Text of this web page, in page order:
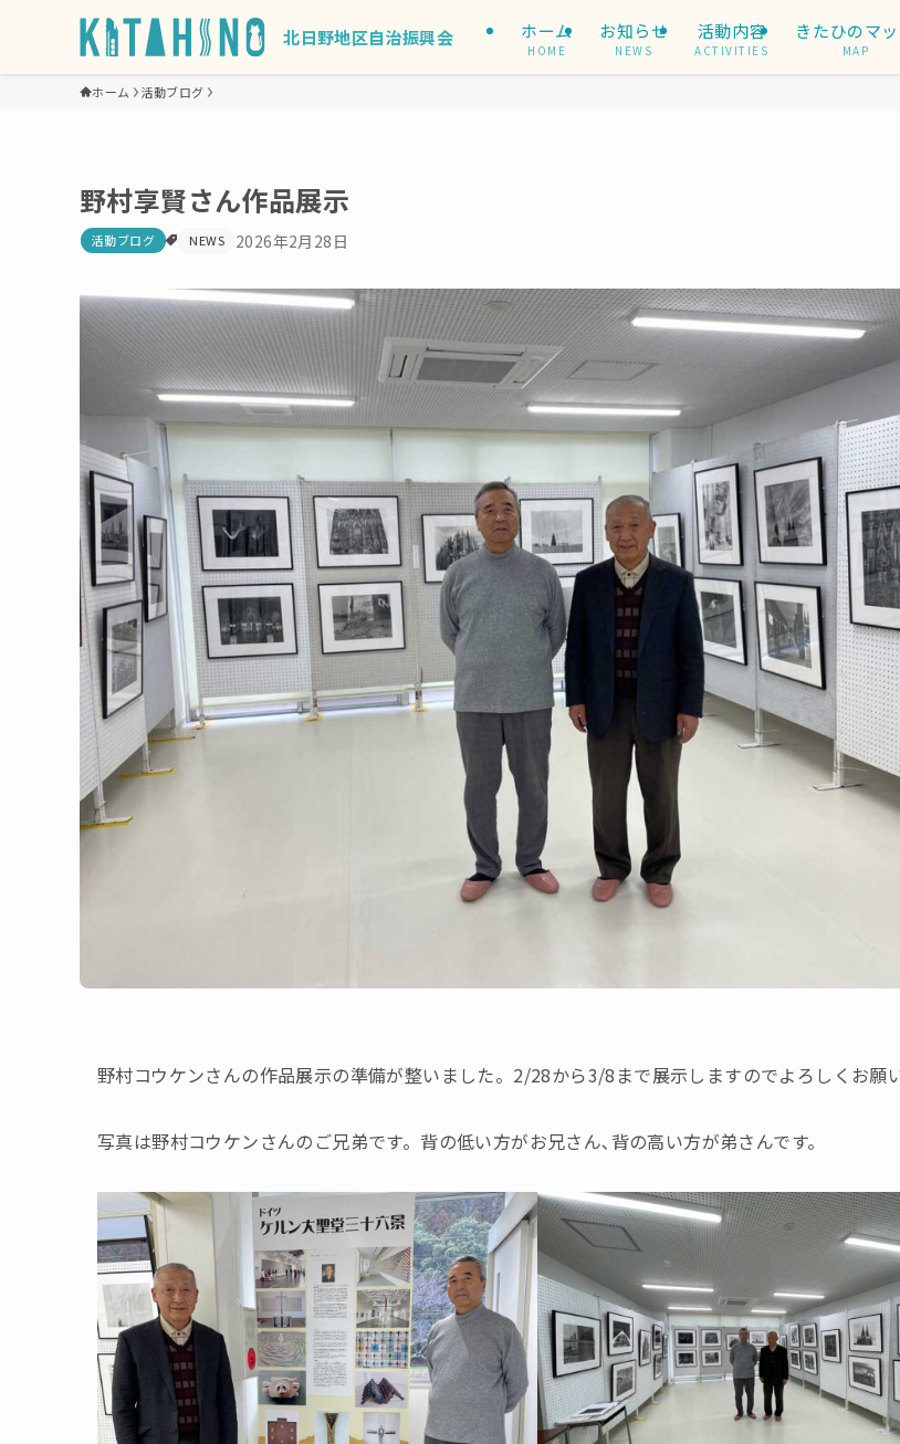
北日野地区自治振興会 ホーム
HOME
お知らせ
NEWS
活動内容
ACTIVITIES
きたひのマ
MAP
ホーム 活動ブログ
野村享賢さん作品展示
活動ブログ NEWS 2026年2月28日
野村コウケンさんの作品展示の準備が整いました。2/28から3/8まで展示しますのでよろしくお願い
写真は野村コウケンさんのご兄弟です。背の低い方がお兄さん､背の高い方が弟さんです。